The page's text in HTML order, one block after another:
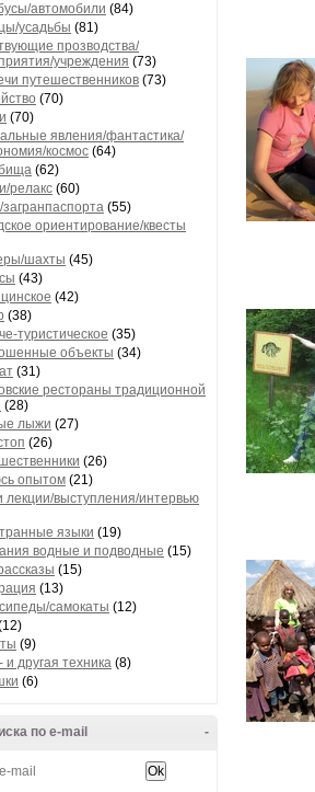
автомобили (84)
усадьбы (81)
прозводства/
учреждения (73)
путешественников (73)
(70)
(70)
явления/фантастика/
космос (64)
(62)
релакс (60)
(55)
ориентирование/квесты
шахты (45)
(43)
(42)
(38)
туристическое (35)
объекты (34)
(31)
рестораны традиционной
(28)
лыжи (27)
(26)
(26)
опытом (21)
лекции/выступления/интервью
языки (19)
водные и подводные (15)
(15)
(13)
самокаты (12)
(9)
и другая техника (8)
(6)
-
по e-mail